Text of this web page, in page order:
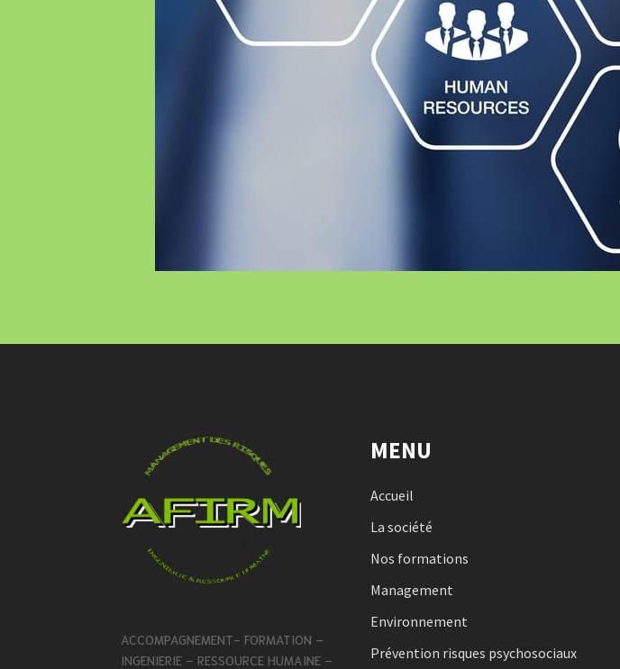
ACCOMPAGNEMENT- FORMATION –
INGENIERIE – RESSOURCE HUMAINE –
MENU
Accueil
La société
Nos formations
Management
Environnement
Prévention risques psychosociaux